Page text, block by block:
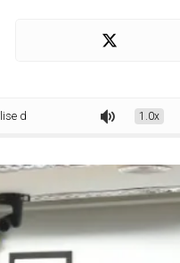
processos contra deputados
1.0x